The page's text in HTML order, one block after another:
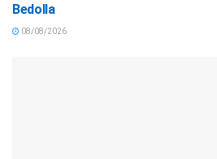
Bedolla
08/08/2026